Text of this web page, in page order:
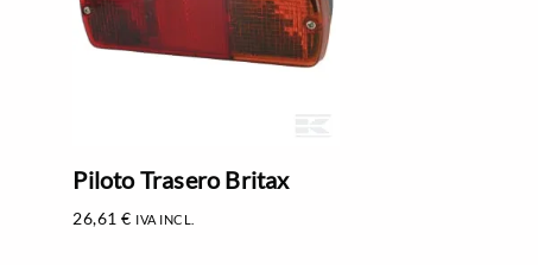
Piloto Trasero Britax
26,61€ IVA INCL.